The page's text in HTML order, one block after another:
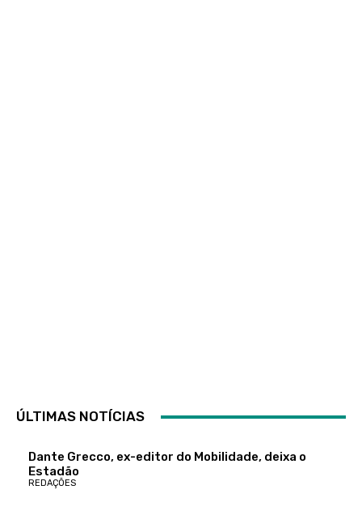
ÚLTIMAS NOTÍCIAS
Dante Grecco, ex-editor do Mobilidade, deixa o
Estadão
REDAÇÕES